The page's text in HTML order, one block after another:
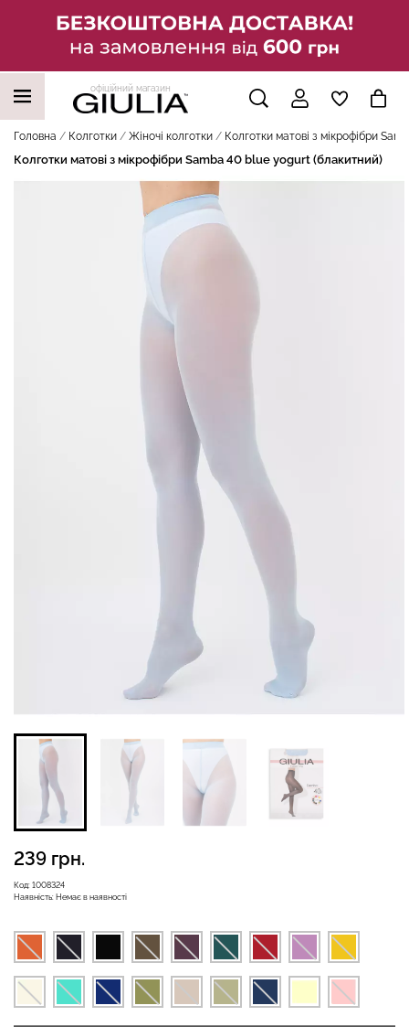
офіційний магазин
Головна Колготки Жіночі колготки Колготки матові з мікрофібри
Колготки матові з мікрофібри Samba 40 blue yogurt (блакитний)
Код: 1008324
Наявність: Немає в наявності
239 грн.
НАШІ ТРЕНДОВІ ТОВАРИ
Безшовні бразиліана з
легкою корекцією
BRASILIAN SHAPEWEAR
black (чорний) Giulia
258 грн.
LEGGINGS (чорний) Giulia
482 грн.689 грн.
(чорний) Giulia
384 грн.549 грн.